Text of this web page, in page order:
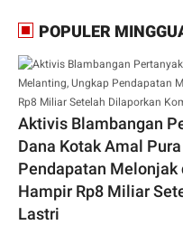
POPULER
Aktivis Blambangan
Dana Kotak Amal
Pendapatan
Hampir Rp8 Miliar
Lastri